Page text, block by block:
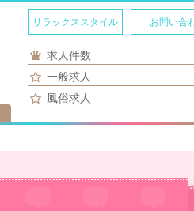
求人件数
一般求人
風俗求人
リラックススタイル お問い合